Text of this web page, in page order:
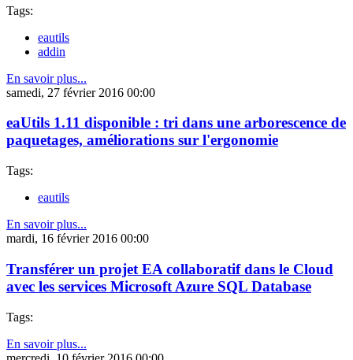
Tags:
eautils
addin
En savoir plus...
samedi, 27 février 2016 00:00
eaUtils 1.11 disponible : tri dans une arborescence de
paquetages, améliorations sur l'ergonomie
Tags:
eautils
En savoir plus...
mardi, 16 février 2016 00:00
Transférer un projet EA collaboratif dans le Cloud
avec les services Microsoft Azure SQL Database
Tags:
En savoir plus...